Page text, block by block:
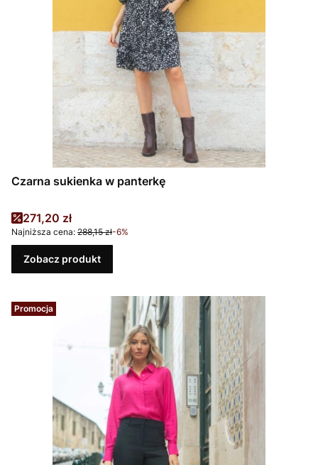
Czarna sukienka w panterkę
Cena promocyjna
271,20 zł
Najniższa cena: 288,15 zł-6%
Zobacz produkt
Promocja